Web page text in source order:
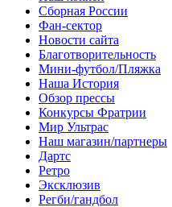
Сборная России
Фан-cектор
Новости сайта
Благотворительность
Мини-футбол/Пляжка
Наша История
Обзор прессы
Конкурсы Фратрии
Мир Ультрас
Наш магазин/партнеры
Дартс
Ретро
Эксклюзив
Регби/гандбол